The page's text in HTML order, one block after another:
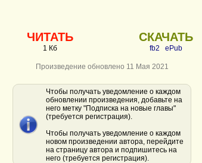
ЧИТАТЬ
1 Кб
СКАЧАТЬ
fb2 ePub
Произведение обновлено 11 Мая 2021
Чтобы получать уведомление о каждом
обновлении произведения, добавьте на
него метку "Подписка на новые главы"
(требуется регистрация).
Чтобы получать уведомление о каждом
новом произведении автора, перейдите
на страницу автора и подпишитесь на
него (требуется регистрация).